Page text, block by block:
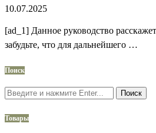
10.07.2025
[ad_1] Данное руководство
забудьте, что для дальнейшего …
Поиск
Поиск
Товары